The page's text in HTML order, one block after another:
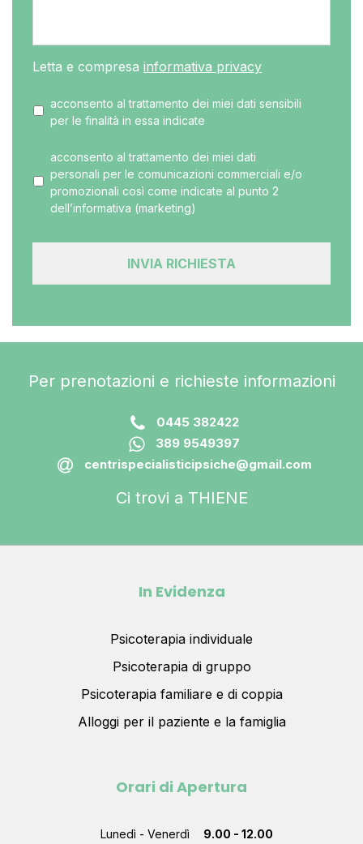
Letta e compresa informativa privacy
acconsento al trattamento dei miei dati sensibili
per le finalità in essa indicate
acconsento al trattamento dei miei dati
personali per le comunicazioni commerciali e/o
promozionali così come indicate al punto 2
dell’informativa (marketing)
Per prenotazioni e richieste informazioni
0445 382422
389 9549397
centrispecialisticipsiche@gmail.com
Ci trovi a THIENE
In Evidenza
Psicoterapia individuale
Psicoterapia di gruppo
Psicoterapia familiare e di coppia
Alloggi per il paziente e la famiglia
Orari di Apertura
Lunedì - Venerdì
9.00 - 12.00